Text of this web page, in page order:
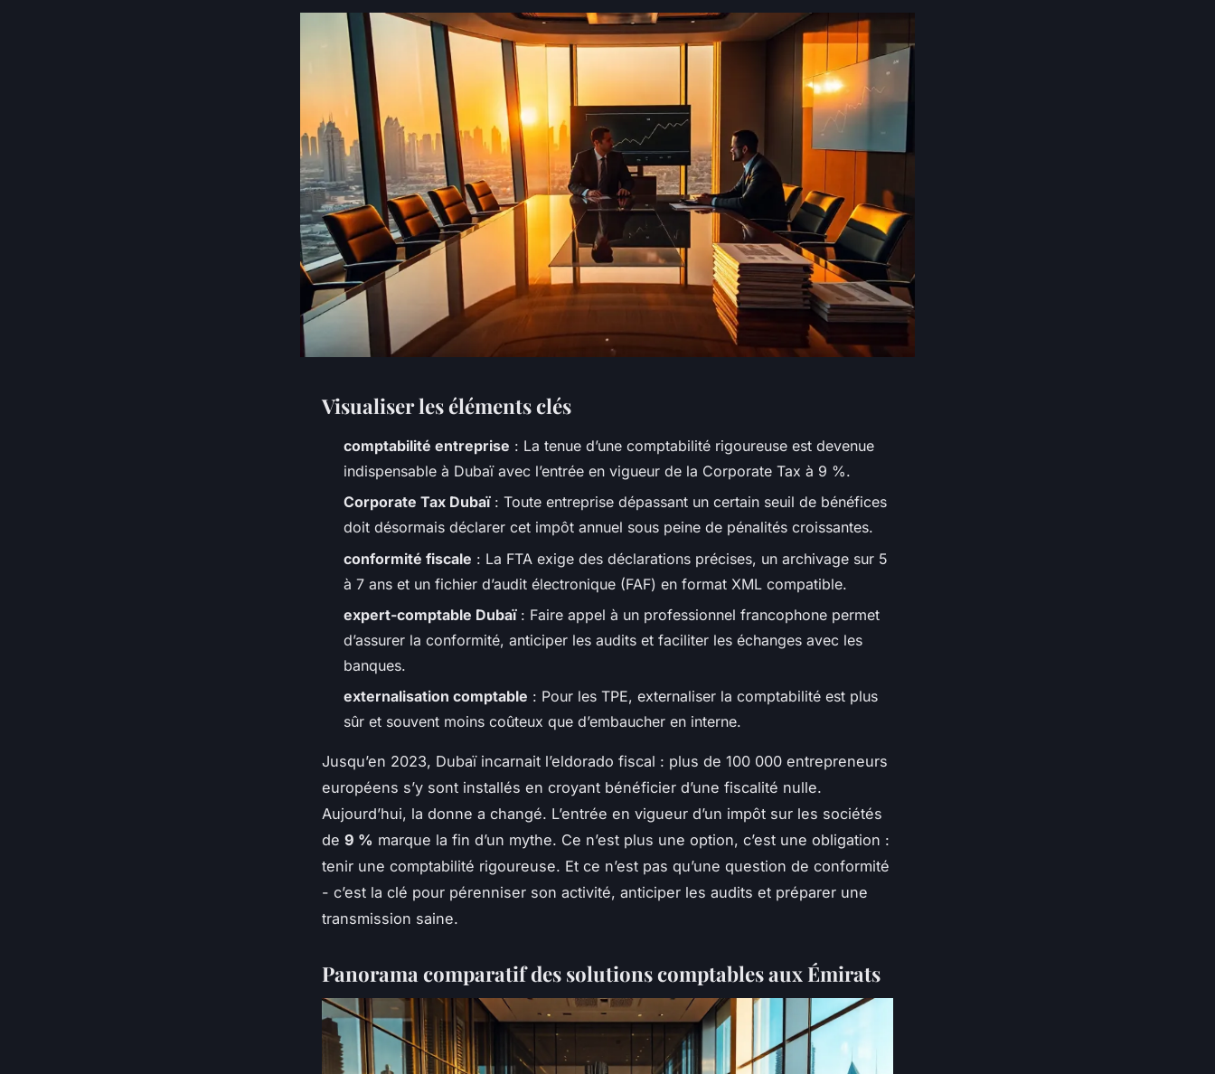
Visualiser les éléments clés
comptabilité entreprise : La tenue d’une comptabilité rigoureuse est devenue
indispensable à Dubaï avec l’entrée en vigueur de la Corporate Tax à 9 %.
Corporate Tax Dubaï: Toute entreprise dépassant un certain seuil de bénéfices
doit désormais déclarer cet impôt annuel sous peine de pénalités croissantes.
conformité fiscale : La FTA exige des déclarations précises, un archivage sur 5
à 7 ans et un fichier d’audit électronique (FAF) en format XML compatible.
expert-comptable Dubaï: Faire appel à un professionnel francophone permet
d’assurer la conformité, anticiper les audits et faciliter les échanges avec les
banques.
externalisation comptable : Pour les TPE, externaliser la comptabilité est plus
sûr et souvent moins coûteux que d’embaucher en interne.
Jusqu’en 2023, Dubaï incarnait l’eldorado fiscal : plus de 100 000 entrepreneurs
européens s’y sont installés en croyant bénéficier d’une fiscalité nulle.
Aujourd’hui, la donne a changé. L’entrée en vigueur d’un impôt sur les sociétés
de 9 % marque la fin d’un mythe. Ce n’est plus une option, c’est une obligation :
tenir une comptabilité rigoureuse. Et ce n’est pas qu’une question de conformité
- c’est la clé pour pérenniser son activité, anticiper les audits et préparer une
transmission saine.
Panorama comparatif des solutions comptables aux Émirats